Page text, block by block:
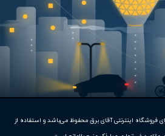
متاسفانه این کالا در حال
دستشویی و حمام را داشته و در اثر
دچار آسیب به بدنه نمی شود. توان این
محصول 28 وات می باشد و دور موتور آن 1700 است. این محصول به
خوب، گزینه مناسبی برای استفاده در
مسکونی بوده و می تواند تهویه هوای
خوبی کار کرده و ظرفیت تخلیه آن 240 متر مکعب بر ساعت می باشد.
اینترنتی آقای برق محفوظ می‌باشد و استفاده از